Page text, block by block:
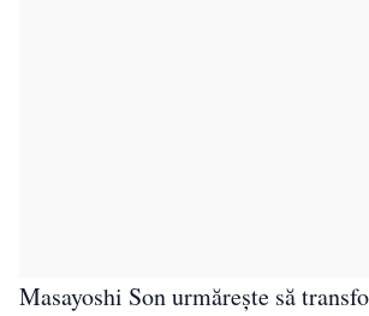
Masayoshi Son urmărește să